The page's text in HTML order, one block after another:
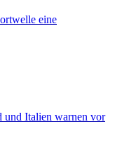
eine
und Italien warnen vor